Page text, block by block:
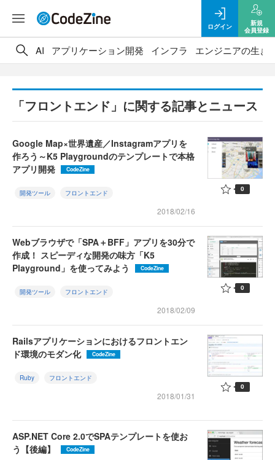
ログイン
新規
会員登録
AI アプリケーション開発 インフラ エンジニアの生き
「フロントエンド」に関する記事とニュース
Google Map×世界遺産／Instagramアプリを
作ろう～K5 Playgroundのテンプレートで本格
アプリ開発
CodeZine
開発ツール フロントエンド
2018/02/16
0
Webブラウザで「SPA＋BFF」アプリを30分で
作成！ スピーディな開発の味方「K5
Playground」を使ってみよう
CodeZine
開発ツール フロントエンド
2018/02/09
0
Railsアプリケーションにおけるフロントエン
ド環境のモダン化
CodeZine
Ruby フロントエンド
2018/01/31
0
ASP.NET Core 2.0でSPAテンプレートを使お
う【後編】
CodeZine